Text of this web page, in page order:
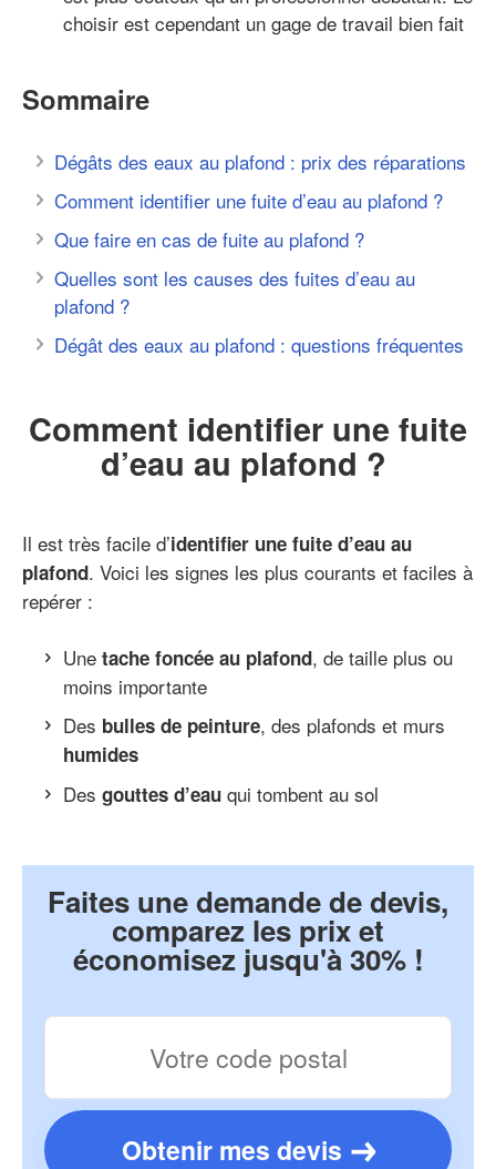
choisir est cependant un gage de travail bien fait
Sommaire
Dégâts des eaux au plafond : prix des réparations
Comment identifier une fuite d’eau au plafond ?
Que faire en cas de fuite au plafond ?
Quelles sont les causes des fuites d’eau au
plafond ?
Dégât des eaux au plafond : questions fréquentes
Comment identifier une fuite
d’eau au plafond ?
Il est très facile d’identifier une fuite d’eau au
plafond. Voici les signes les plus courants et faciles à
repérer :
Une tache foncée au plafond, de taille plus ou
moins importante
Des bulles de peinture, des plafonds et murs
humides
Des gouttes d’eau qui tombent au sol
Faites une demande de devis,
comparez les prix et
économisez jusqu'à 30% !
Obtenir mes devis